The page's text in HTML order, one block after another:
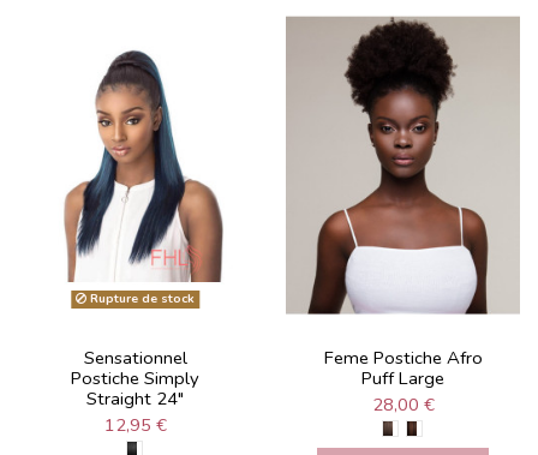
Rupture de stock
Sensationnel
Postiche Simply
Straight 24"
12,95 €
Feme Postiche Afro
Puff Large
28,00 €